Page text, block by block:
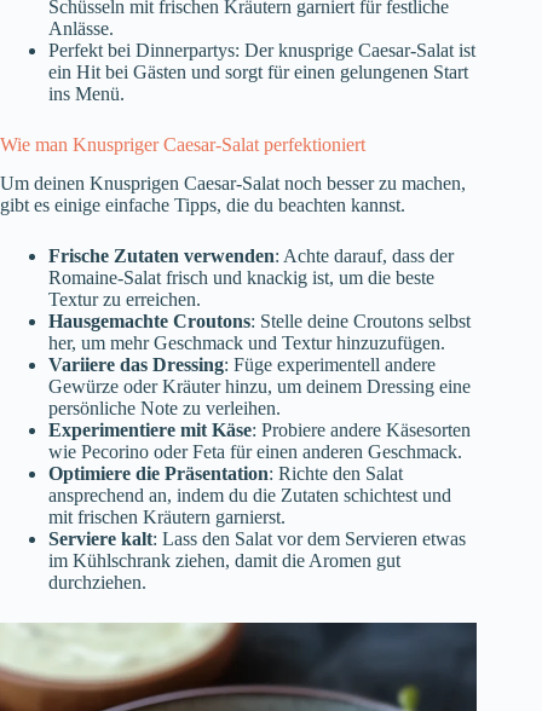
Schüsseln mit frischen Kräutern garniert für festliche
Anlässe.
Perfekt bei Dinnerpartys: Der knusprige Caesar-Salat ist
ein Hit bei Gästen und sorgt für einen gelungenen Start
ins Menü.
Wie man Knuspriger Caesar-Salat perfektioniert
Um deinen Knusprigen Caesar-Salat noch besser zu machen,
gibt es einige einfache Tipps, die du beachten kannst.
Frische Zutaten verwenden: Achte darauf, dass der
Romaine-Salat frisch und knackig ist, um die beste
Textur zu erreichen.
Hausgemachte Croutons: Stelle deine Croutons selbst
her, um mehr Geschmack und Textur hinzuzufügen.
Variiere das Dressing: Füge experimentell andere
Gewürze oder Kräuter hinzu, um deinem Dressing eine
persönliche Note zu verleihen.
Experimentiere mit Käse: Probiere andere Käsesorten
wie Pecorino oder Feta für einen anderen Geschmack.
Optimiere die Präsentation: Richte den Salat
ansprechend an, indem du die Zutaten schichtest und
mit frischen Kräutern garnierst.
Serviere kalt: Lass den Salat vor dem Servieren etwas
im Kühlschrank ziehen, damit die Aromen gut
durchziehen.